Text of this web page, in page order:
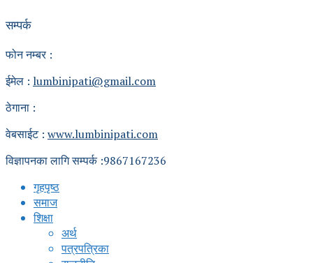
सम्पर्क
फोन नम्बर :
ईमेल : lumbinipati@gmail.com
ठेगाना :
वेबसाईट : www.lumbinipati.com
विज्ञापनका लागि सम्पर्क :9867167236
गृहपृष्ठ
समाज
शिक्षा
अर्थ
पत्रपत्रिका